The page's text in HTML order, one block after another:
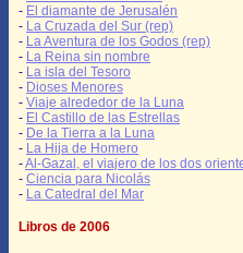
- El diamante de Jerusalén
- La Cruzada del Sur (rep)
- La Aventura de los Godos (rep)
- La Reina sin nombre
- La isla del Tesoro
- Dioses Menores
- Viaje alrededor de la Luna
- El Castillo de las Estrellas
- De la Tierra a la Luna
- La Hija de Homero
-Al-Gazal, el viajero de los dos
- Ciencia para Nicolás
- La Catedral del Mar
Libros de 2006